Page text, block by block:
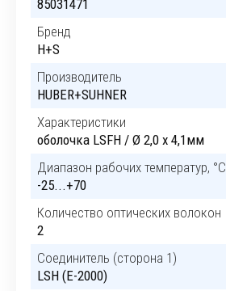
85031471
Бренд
H+S
Производитель
HUBER+SUHNER
Характеристики
оболочка LSFH / Ø 2,0 x 4,1мм
Диапазон рабочих температур, °C
-25...+70
Количество оптических волокон
2
Соединитель (сторона 1)
LSH (E-2000)